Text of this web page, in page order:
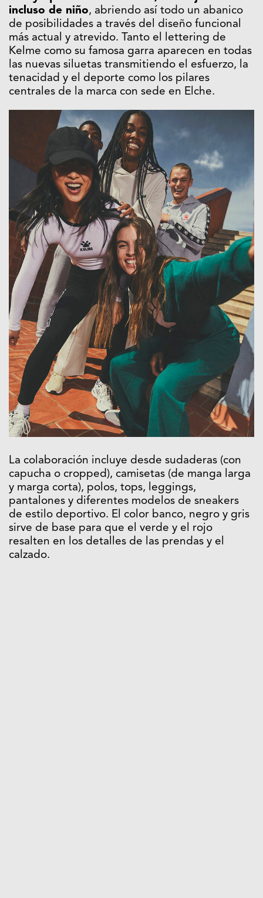
incluso de niño, abriendo así todo un abanico
de posibilidades a través del diseño funcional
más actual y atrevido. Tanto el lettering de
Kelme como su famosa garra aparecen en todas
las nuevas siluetas transmitiendo el esfuerzo, la
tenacidad y el deporte como los pilares
centrales de la marca con sede en Elche.
La colaboración incluye desde sudaderas (con
capucha o cropped), camisetas (de manga larga
y marga corta), polos, tops, leggings,
pantalones y diferentes modelos de sneakers
de estilo deportivo. El color banco, negro y gris
sirve de base para que el verde y el rojo
resalten en los detalles de las prendas y el
calzado.